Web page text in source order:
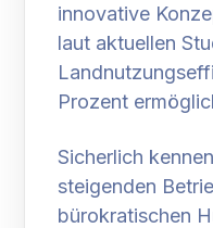
innovative
laut aktuellen
Prozent
Sicherlich
steigenden
bürokratischen